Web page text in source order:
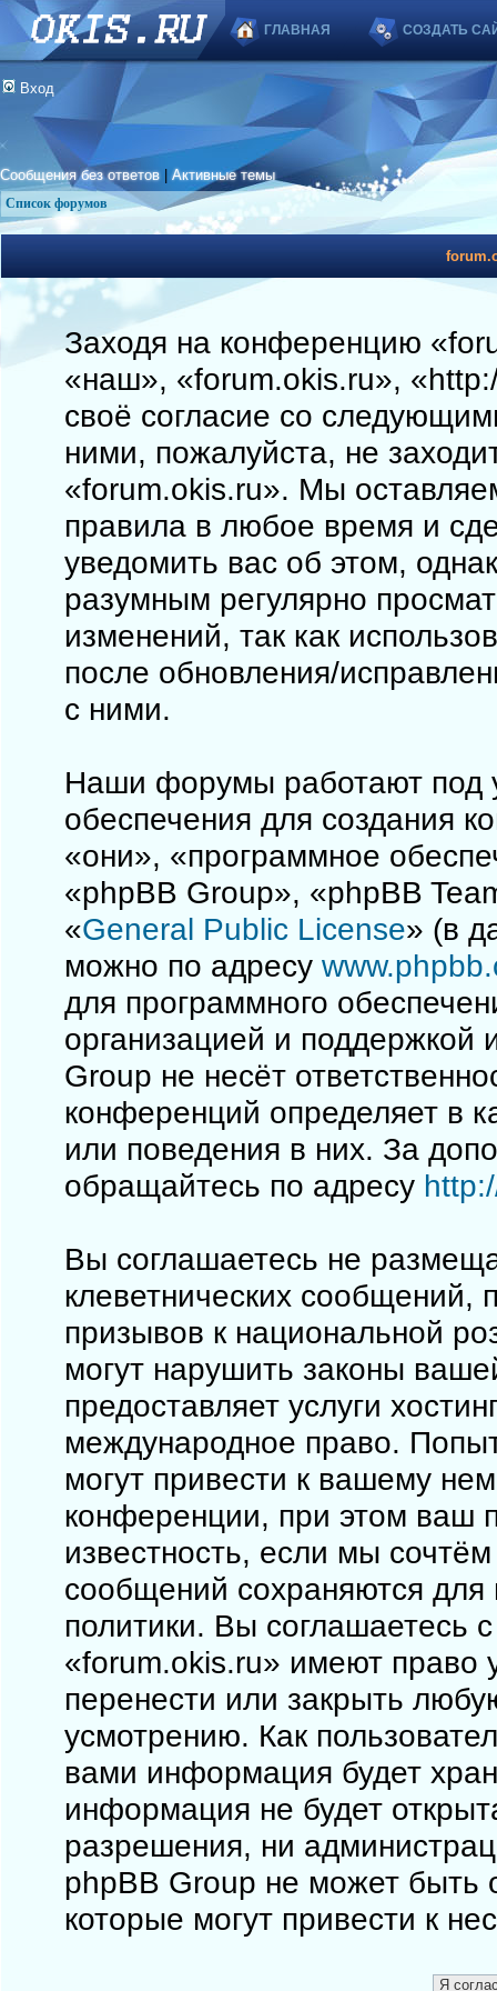
ГЛАВНАЯ СОЗДАТЬ
Вход
Сообщения без ответов |Активные темы
Список форумов
Заходя на конференцию
«наш», «forum.okis.ru»,
своё согласие со
ними, пожалуйста, не
«forum.okis.ru». Мы
правила в любое время и
уведомить вас об этом,
разумным регулярно
изменений, так как
после обновления/
с ними.
Наши форумы работают под
обеспечения для создания
«они», «программное
«phpBB Group», «phpBB
«General Public License» (в
можно по адресу
для программного
организацией и поддержкой
Group не несёт
конференций определяет в
или поведения в них. За
обращайтесь по адресу
Вы соглашаетесь не
клеветнических сообщений,
призывов к национальной
могут нарушить законы
предоставляет услуги
международное право.
могут привести к вашему
конференции, при этом ваш
известность, если мы
сообщений сохраняются для
политики. Вы соглашаетесь
«forum.okis.ru» имеют право
перенести или закрыть
усмотрению. Как
вами информация будет
информация не будет
разрешения, ни
phpBB Group не может быть
которые могут привести к